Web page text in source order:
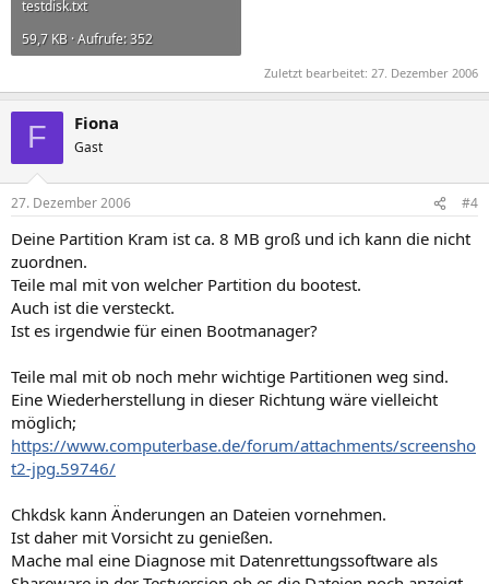
testdisk.txt
59,7 KB · Aufrufe: 352
Zuletzt bearbeitet: 27. Dezember 2006
F Fiona
Gast
27. Dezember 2006 #4
Deine Partition Kram ist ca. 8 MB groß und ich kann die nicht
zuordnen.
Teile mal mit von welcher Partition du bootest.
Auch ist die versteckt.
Ist es irgendwie für einen Bootmanager?
Teile mal mit ob noch mehr wichtige Partitionen weg sind.
Eine Wiederherstellung in dieser Richtung wäre vielleicht
möglich;
https://www.computerbase.de/forum/attachments/screensho
t2-jpg.59746/
Chkdsk kann Änderungen an Dateien vornehmen.
Ist daher mit Vorsicht zu genießen.
Mache mal eine Diagnose mit Datenrettungssoftware als